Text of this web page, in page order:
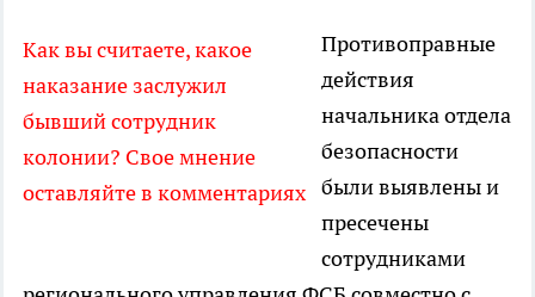
Как вы считаете, какое
наказание заслужил
бывший сотрудник
колонии? Свое мнение
оставляйте в комментариях
Противоправные
действия
начальника отдела
безопасности
были выявлены и
пресечены
сотрудниками